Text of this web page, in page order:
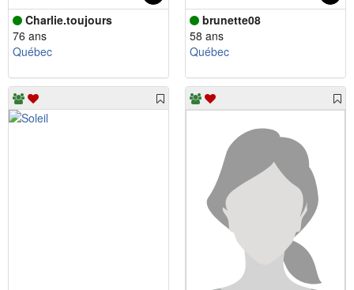
Charlie.toujours
76 ans
Québec
brunette08
58 ans
Québec